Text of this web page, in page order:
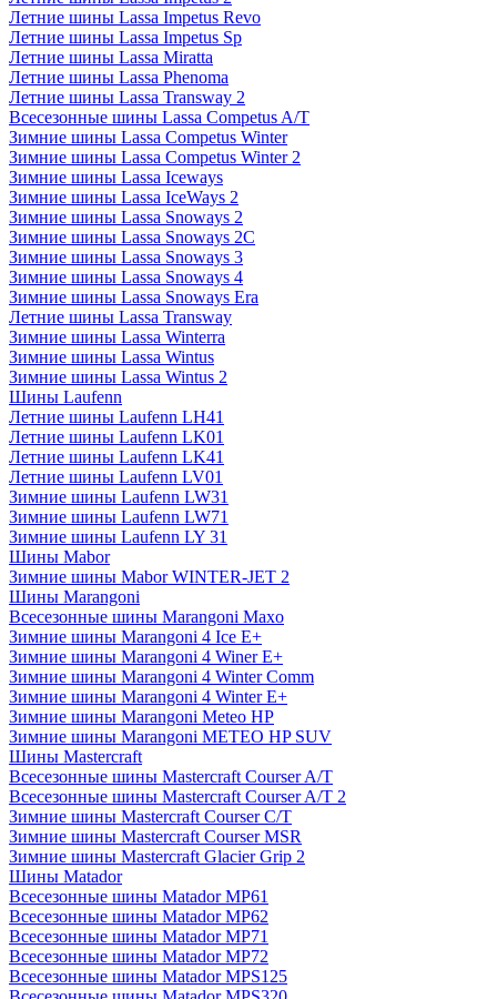
Летние шины Lassa Impetus Revo
Летние шины Lassa Impetus Sp
Летние шины Lassa Miratta
Летние шины Lassa Phenoma
Летние шины Lassa Transway 2
Всесезонные шины Lassa Competus A/T
Зимние шины Lassa Competus Winter
Зимние шины Lassa Competus Winter 2
Зимние шины Lassa Iceways
Зимние шины Lassa IceWays 2
Зимние шины Lassa Snoways 2
Зимние шины Lassa Snoways 2C
Зимние шины Lassa Snoways 3
Зимние шины Lassa Snoways 4
Зимние шины Lassa Snoways Era
Летние шины Lassa Transway
Зимние шины Lassa Winterra
Зимние шины Lassa Wintus
Зимние шины Lassa Wintus 2
Шины Laufenn
Летние шины Laufenn LH41
Летние шины Laufenn LK01
Летние шины Laufenn LK41
Летние шины Laufenn LV01
Зимние шины Laufenn LW31
Зимние шины Laufenn LW71
Зимние шины Laufenn LY 31
Шины Mabor
Зимние шины Mabor WINTER-JET 2
Шины Marangoni
Всесезонные шины Marangoni Maxo
Зимние шины Marangoni 4 Ice E+
Зимние шины Marangoni 4 Winer E+
Зимние шины Marangoni 4 Winter Comm
Зимние шины Marangoni 4 Winter E+
Зимние шины Marangoni Meteo HP
Зимние шины Marangoni METEO HP SUV
Шины Mastercraft
Всесезонные шины Mastercraft Courser A/T
Всесезонные шины Mastercraft Courser A/T 2
Зимние шины Mastercraft Courser C/T
Зимние шины Mastercraft Courser MSR
Зимние шины Mastercraft Glacier Grip 2
Шины Matador
Всесезонные шины Matador MP61
Всесезонные шины Matador MP62
Всесезонные шины Matador MP71
Всесезонные шины Matador MP72
Всесезонные шины Matador MPS125